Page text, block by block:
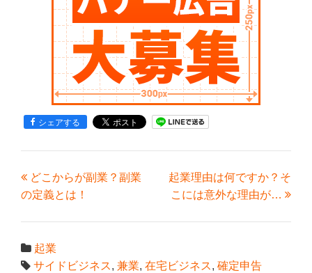
シェアする
どこからが副業？副業
の定義とは！
起業理由は何ですか？そ
こには意外な理由が…
起業
サイドビジネス, 兼業, 在宅ビジネス, 確定申告